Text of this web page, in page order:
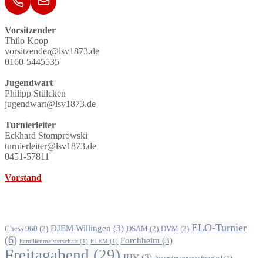
Vorsitzender
Thilo Koop
vorsitzender@lsv1873.de
0160-5445535
Jugendwart
Philipp Stülcken
jugendwart@lsv1873.de
Turnierleiter
Eckhard Stomprowski
turnierleiter@lsv1873.de
0451-57811
Vorstand
Chess 960 (2) DJEM Willingen (3) DSAM (2) DVM (2) ELO-Turnier
(6) Familienmeisterschaft (1) FLEM (1) Forchheim (3)